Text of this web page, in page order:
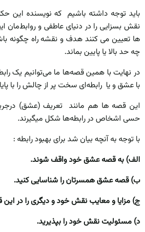
باید توجه داشته باشیم که نویسنده این
نقش بسزایی را در دنیای عاطفی و روابط‌مان
ها تعیین می کنند هدف و نقشه راه چگونه
چه حد بالا یا پایین بماند.
در نهایت با همین قصه‌ها ما می‌توانیم یک
با عشق و یا رابطه‌ای سخت پر از چالش را با
این قصه ها هم مانند تعریف (عشق)
حسی اشخاص در رابطه‌ها شکل میگیرند.
با توجه به آنچه بیان شد برای بهبود رابطه :
الف) به قصه عشق خود واقف شوند.
ب) قصه عشق همسرتان را شناسایی کنید.
ج) مزایا و معایب نقش خود و دیگری را در این
د) مسئولیت نقش خود را بپذیرید.